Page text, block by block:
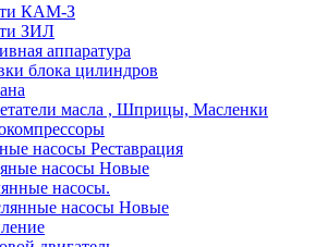
КАМ-З
ЗИЛ
аппаратура
блока цилиндров
масла , Шприцы, Масленки
насосы Реставрация
насосы Новые
насосы.
насосы Новые